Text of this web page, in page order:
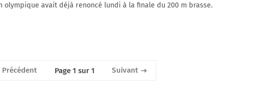
olympique avait déjà renoncé lundi à la finale du 200 m brasse.
Précédent Page 1 sur 1 Suivant